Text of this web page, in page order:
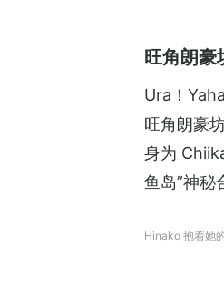
旺角朗豪
Ura！
旺角朗豪
身为
鱼岛”神秘
Hinako 抱着她